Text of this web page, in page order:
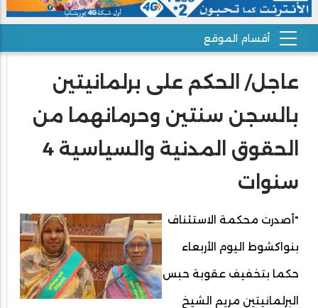
عاجل/ الحكم على برلمانيتين
بالسجن سنتين وحرمانهما من
الحقوق المدنية والسياسية 4
سنوات
"أصدرت محكمة الاستئناف
بنواكشوط اليوم الأربعاء
حكما بتخفيف عقوبة حبس
البرلمانيتين مريم الشيخ